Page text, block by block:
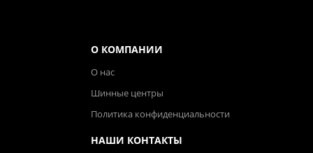
О КОМПАНИИ
О нас
Шинные центры
Политика конфиденциальности
НАШИ КОНТАКТЫ